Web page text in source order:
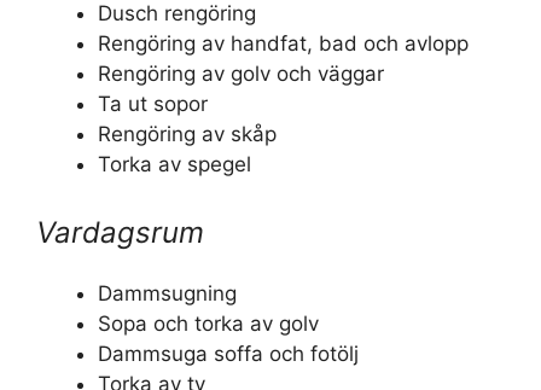
Dusch rengöring
Rengöring av handfat, bad och avlopp
Rengöring av golv och väggar
Ta ut sopor
Rengöring av skåp
Torka av spegel
Vardagsrum
Dammsugning
Sopa och torka av golv
Dammsuga soffa och fotölj
Torka av tv